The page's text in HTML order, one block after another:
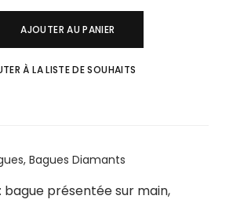
AJOUTER AU PANIER
À LA LISTE DE SOUHAITS
,Bagues Diamants
bague présentée sur main,